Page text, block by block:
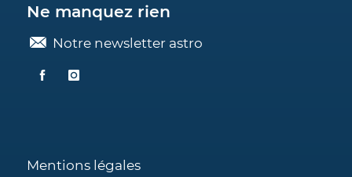
Ne manquez rien
Notre newsletter astro
Mentions légales